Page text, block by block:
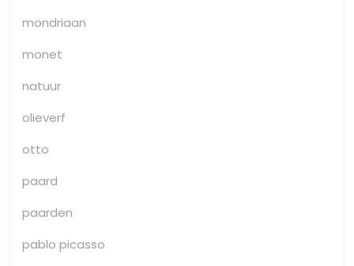
mondriaan
monet
natuur
olieverf
otto
paard
paarden
pablo picasso